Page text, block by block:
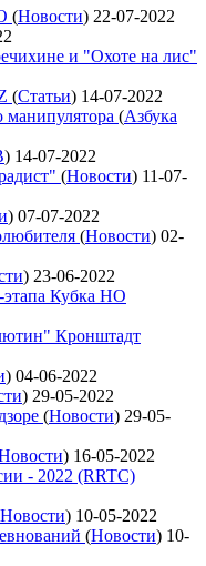
(Новости) 22-07-2022
и "Охоте на лис"
(Статьи) 14-07-2022
(Азбука
) 14-07-2022
(Новости) 11-07-
) 07-07-2022
(Новости) 02-
) 23-06-2022
этапа Кубка НО
Кронштадт
) 04-06-2022
) 29-05-2022
(Новости) 29-05-
) 16-05-2022
- 2022 (RRTC)
Новости) 10-05-2022
(Новости) 10-